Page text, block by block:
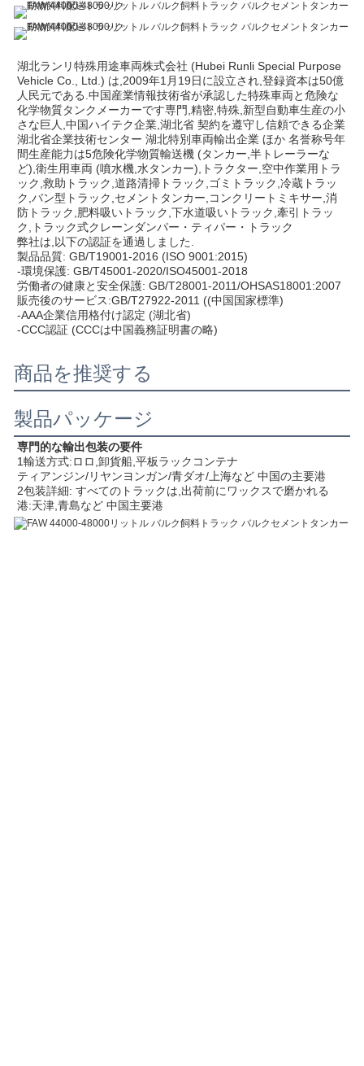
湖北ランリ特殊用途車両株式会社 (Hubei Runli Special Purpose
Vehicle Co., Ltd.) は,2009年1月19日に設立され,登録資本は50億
人民元である.中国産業情報技術省が承認した特殊車両と危険な
化学物質タンクメーカーです専門,精密,特殊,新型自動車生産の小
さな巨人,中国ハイテク企業,湖北省 契約を遵守し信頼できる企業
湖北省企業技術センター 湖北特別車両輸出企業 ほか 名誉称号年
間生産能力は5危険化学物質輸送機 (タンカー,半トレーラーな
ど),衛生用車両 (噴水機,水タンカー),トラクター,空中作業用トラ
ック,救助トラック,道路清掃トラック,ゴミトラック,冷蔵トラッ
ク,バン型トラック,セメントタンカー,コンクリートミキサー,消
防トラック,肥料吸いトラック,下水道吸いトラック,牽引トラッ
ク,トラック式クレーンダンパー・ティパー・トラック
弊社は,以下の認証を通過しました.
製品品質: GB/T19001-2016 (ISO 9001:2015)
-環境保護: GB/T45001-2020/ISO45001-2018
労働者の健康と安全保護: GB/T28001-2011/OHSAS18001:2007
販売後のサービス:GB/T27922-2011 ((中国国家標準)
-AAA企業信用格付け認定 (湖北省)
-CCC認証 (CCCは中国義務証明書の略)
商品を推奨する
製品パッケージ
専門的な輸出包装の要件
1輸送方式:ロロ,卸貨船,平板ラックコンテナ
ティアンジン/リヤンヨンガン/青ダオ/上海など 中国の主要港
2包装詳細: すべてのトラックは,出荷前にワックスで磨かれる
港:天津,青島など 中国主要港